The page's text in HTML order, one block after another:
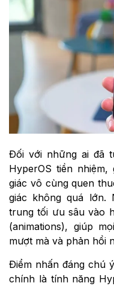
Đối với những ai đã
HyperOS tiền
giác vô cùng quen
giác không quá lớn.
trung tối ưu sâu vào
(animations), giúp
mượt mà và phản hồi
Điểm nhấn đáng chú
chính là tính năng